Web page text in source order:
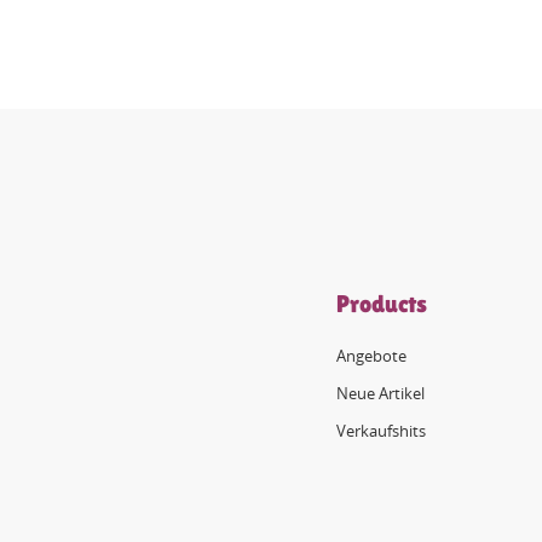
Products
Angebote
Neue Artikel
Verkaufshits